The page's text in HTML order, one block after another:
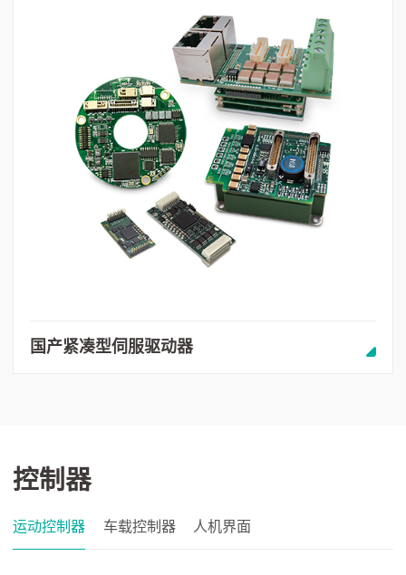
国产紧凑型伺服驱动器
控制器
运动控制器 车载控制器 人机界面